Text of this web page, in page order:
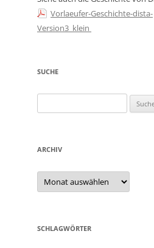
Vorlaeufer-Geschichte-dista-
Version3_klein
SUCHE
nach:
ARCHIV
Archiv
SCHLAGWÖRTER